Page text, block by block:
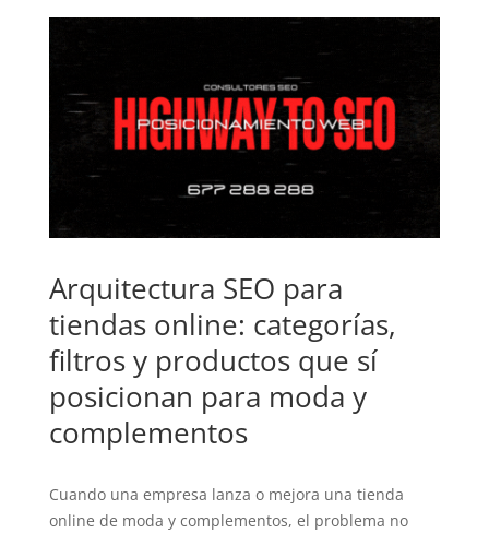
Arquitectura SEO para
tiendas online: categorías,
filtros y productos que sí
posicionan para moda y
complementos
Cuando una empresa lanza o mejora una tienda
online de moda y complementos, el problema no